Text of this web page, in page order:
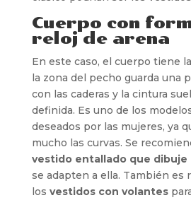
Cuerpo con
reloj de arena
En este caso, el cuerpo tiene
la zona del pecho guarda una
con las caderas y la cintura
definida. Es uno de los
deseados por las mujeres, ya
mucho las curvas. Se
vestido entallado que dibuje
se adapten a ella. También es
los vestidos con volantes